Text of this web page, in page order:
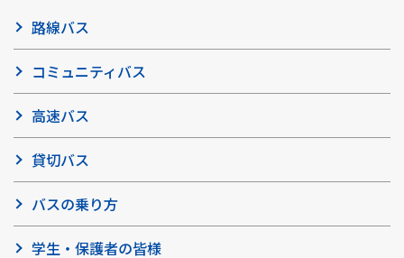
路線バス
コミュニティバス
高速バス
貸切バス
バスの乗り方
学生・保護者の皆様